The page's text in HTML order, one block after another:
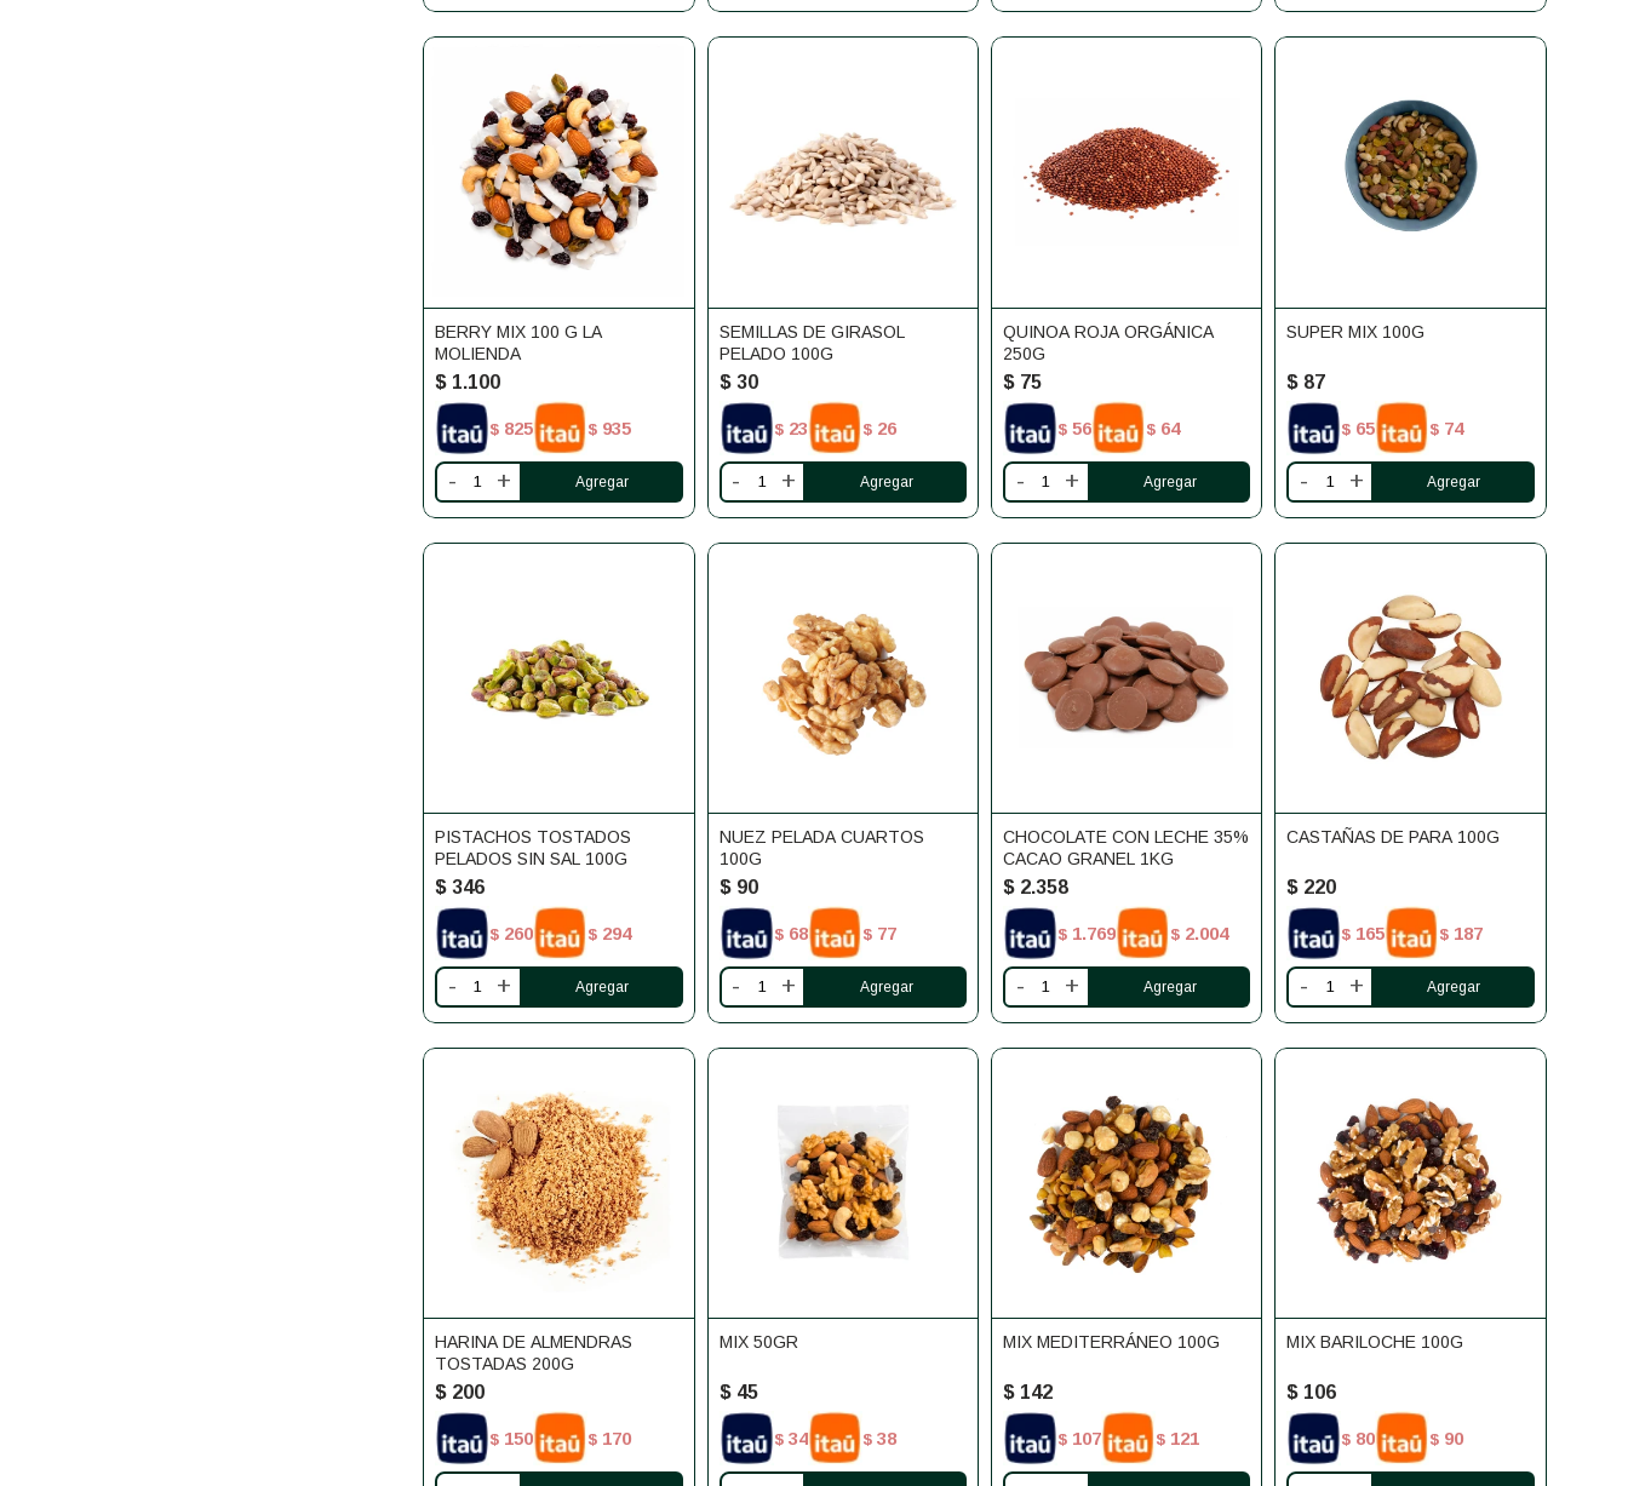
BERRY MIX 100 G LA
MOLIENDA
$ 1.100
$ 825 $ 935
- +
SEMILLAS DE GIRASOL
PELADO 100G
$ 30
$ 23 $ 26
- +
QUINOA ROJA ORGÁNICA
250G
$ 75
$ 56 $ 64
- +
SUPER MIX 100G
$ 87
$ 65 $ 74
- +
PISTACHOS TOSTADOS
PELADOS SIN SAL 100G
$ 346
$ 260 $ 294
- +
NUEZ PELADA CUARTOS
100G
$ 90
$ 68 $ 77
- +
CHOCOLATE CON LECHE 35%
CACAO GRANEL 1KG
$ 2.358
$ 1.769 $ 2.004
- +
CASTAÑAS DE PARA 100G
$ 220
$ 165 $ 187
- +
HARINA DE ALMENDRAS
TOSTADAS 200G
$ 200
$ 150 $ 170
MIX 50GR
$ 45
$ 34 $ 38
MIX MEDITERRÁNEO 100G
$ 142
$ 107 $ 121
MIX BARILOCHE 100G
$ 106
$ 80 $ 90